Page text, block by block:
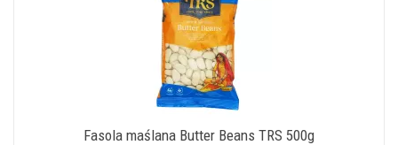
Fasola maślana Butter Beans TRS 500g